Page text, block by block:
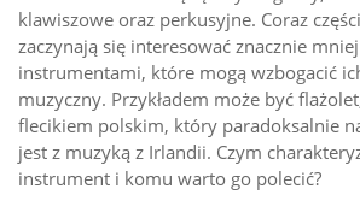
klawiszowe oraz perkusyjne. Coraz
zaczynają się interesować znacznie
instrumentami, które mogą wzbogacić
muzyczny. Przykładem może być
flecikiem polskim, który paradoksalnie
jest z muzyką z Irlandii. Czym
instrument i komu warto go polecić?